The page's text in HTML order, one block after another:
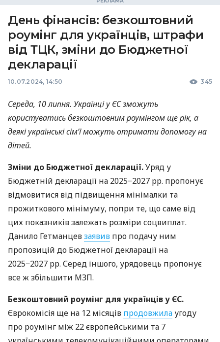
День фінансів: безкоштовний
роумінг для українців, штрафи
від ТЦК, зміни до Бюджетної
декларації
10.07.2024, 14:50 345
Середа, 10 липня. Українці у ЄС зможуть
користуватись безкоштовним роумінгом ще рік, а
деякі українські сім’ї можуть отримати допомогу на
дітей.
Зміни до Бюджетної декларації.Уряд у
Бюджетній декларації на 2025−2027 рр. пропонує
відмовитися від підвищення мінімалки та
прожиткового мінімуму, попри те, що саме від
цих показників залежать розміри соцвиплат.
Данило Гетманцевзаявив про подачу ним
пропозицій до Бюджетної декларації на
2025−2027 рр. Серед іншого, урядовець пропонує
все ж збільшити МЗП.
Безкоштовний роумінг для українців у ЄС.
Єврокомісія ще на 12 місяців продовжила угоду
про роумінг між 22 європейськими та 7